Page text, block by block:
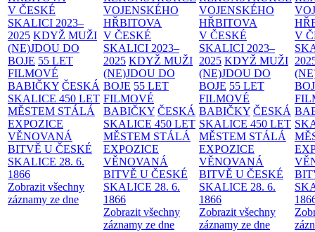
V ČESKÉ
SKALICI 2023–
2025 KDYŽ MUŽI
(NE)JDOU DO
BOJE 55 LET
FILMOVÉ
BABIČKY ČESKÁ
SKALICE 450 LET
MĚSTEM STÁLÁ
EXPOZICE
VĚNOVANÁ
BITVĚ U ČESKÉ
SKALICE 28. 6.
1866
Zobrazit všechny
záznamy ze dne
VOJENSKÉHO
HŘBITOVA
V ČESKÉ
SKALICI 2023–
2025 KDYŽ MUŽI
(NE)JDOU DO
BOJE 55 LET
FILMOVÉ
BABIČKY ČESKÁ
SKALICE 450 LET
MĚSTEM STÁLÁ
EXPOZICE
VĚNOVANÁ
BITVĚ U ČESKÉ
SKALICE 28. 6.
1866
Zobrazit všechny
záznamy ze dne
VOJENSKÉHO
HŘBITOVA
V ČESKÉ
SKALICI 2023–
2025 KDYŽ MUŽI
(NE)JDOU DO
BOJE 55 LET
FILMOVÉ
BABIČKY ČESKÁ
SKALICE 450 LET
MĚSTEM STÁLÁ
EXPOZICE
VĚNOVANÁ
BITVĚ U ČESKÉ
SKALICE 28. 6.
1866
Zobrazit všechny
záznamy ze dne
V